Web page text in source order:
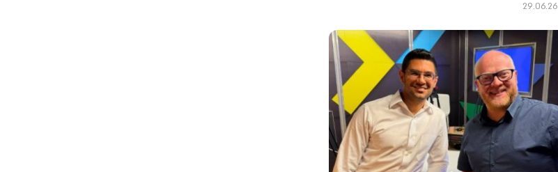
29.06.26